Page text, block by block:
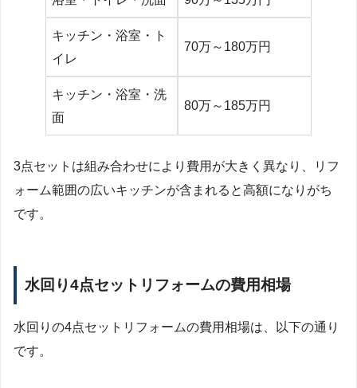
キッチン・浴室・ト
イレ
70万～180万円
キッチン・浴室・洗
面
80万～185万円
3点セットは組み合わせにより費用が大きく異なり、リフ
ォーム範囲の広いキッチンが含まれると高額になりがち
です。
水回り4点セットリフォームの費用相場
水回りの4点セットリフォームの費用相場は、以下の通り
です。